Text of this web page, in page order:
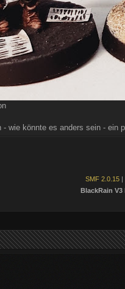
- wie könnte es anders sein - ein
SMF 2.0.15 |
BlackRain V3